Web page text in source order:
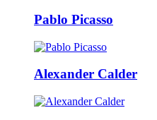
Pablo Picasso
Alexander Calder